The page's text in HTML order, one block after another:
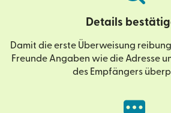
Details
Damit die erste Überweisung
Freunde Angaben wie die Adresse
des Empfängers